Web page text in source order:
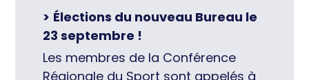
Élections du nouveau Bureau le
23 septembre !
Les membres de la Conférence
Régionale du Sport sont appelés à